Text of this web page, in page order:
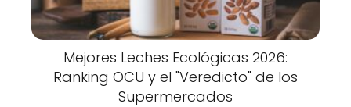
Mejores Leches Ecológicas 2026:
Ranking OCU y el "Veredicto" de los
Supermercados